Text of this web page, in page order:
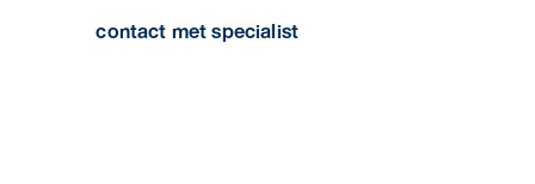
Glas- en gevelreiniging
Sponsoringcontact met specialist